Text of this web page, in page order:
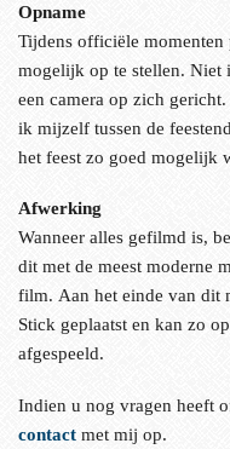
Opname
Tijdens officiële
mogelijk op te stellen. Niet
een camera op zich
ik mijzelf tussen de
het feest zo goed mogelijk
Afwerking
Wanneer alles gefilmd is,
dit met de meest moderne
film. Aan het einde van dit
Stick geplaatst en kan zo
afgespeeld.
Indien u nog vragen heeft
contact met mij op.